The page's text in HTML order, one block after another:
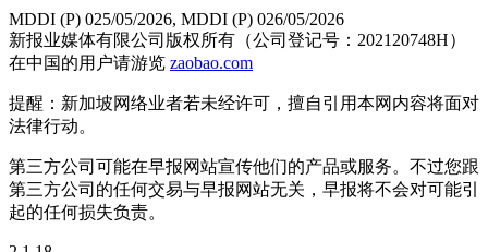
MDDI (P) 025/05/2026, MDDI (P) 026/05/2026
新报业媒体有限公司版权所有（公司登记号：202120748H）
在中国的用户请游览 zaobao.com
提醒：新加坡网络业者若未经许可，擅自引用本网内容将面对
法律行动。
第三方公司可能在早报网站宣传他们的产品或服务。不过您跟
第三方公司的任何交易与早报网站无关，早报将不会对可能引
起的任何损失负责。